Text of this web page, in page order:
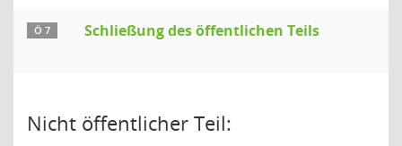
Ö 7 Schließung des öffentlichen Teils
Nicht öffentlicher Teil: